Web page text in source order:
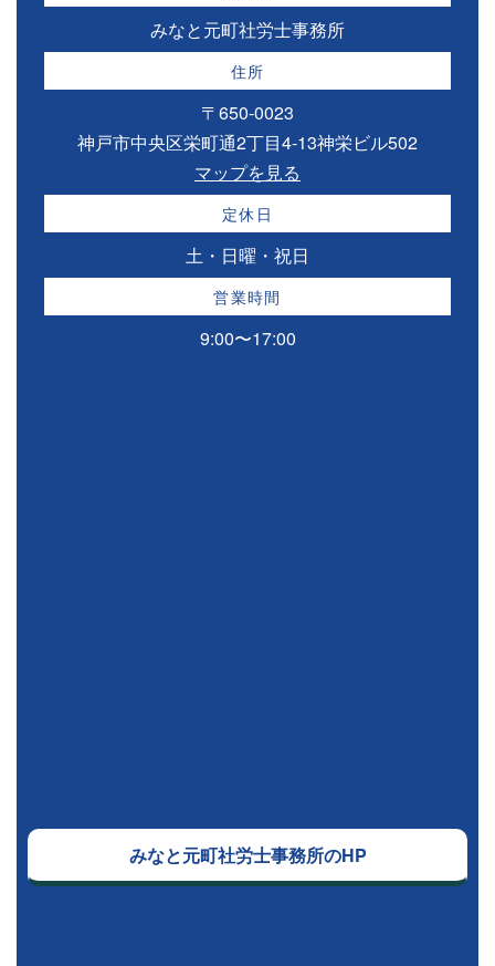
みなと元町社労士事務所
住所
〒650-0023
神戸市中央区栄町通2丁目4-13神栄ビル502
マップを見る
定休日
土・日曜・祝日
営業時間
9:00〜17:00
みなと元町社労士事務所のHP